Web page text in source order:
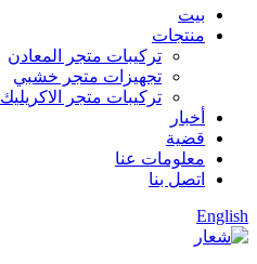
بيت
منتجات
تركيبات متجر المعادن
تجهيزات متجر خشبي
تركيبات متجر الاكريليك
أخبار
قضية
معلومات عنا
اتصل بنا
English